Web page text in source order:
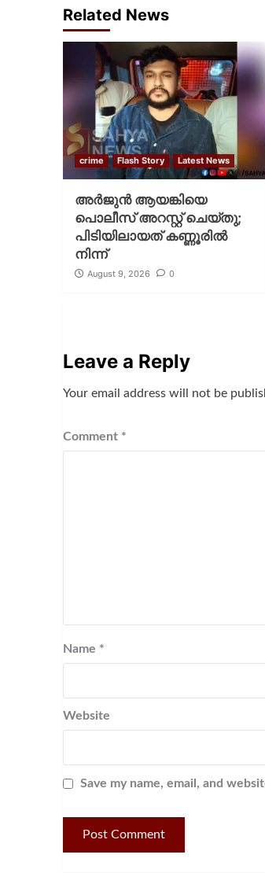
Related News
crime Flash Story Latest News
അർജുൻ ആയങ്കിയെ
പൊലീസ് അറസ്റ്റ് ചെയ്‌തു;
പിടിയിലായത് കണ്ണൂരിൽ
നിന്ന്
August 9, 2026 0
Leave a Reply
Your email address will not be
Comment *
Name *
Website
Save my name, email, and